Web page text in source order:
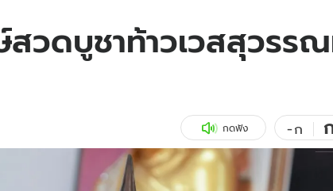
หวยไทย
วัยรุ่น
สุขภาพ
เที่ยว-กิน
Tasteful Thailand
วดบูชาท้าวเวสสุวรร
กดฟัง -ก